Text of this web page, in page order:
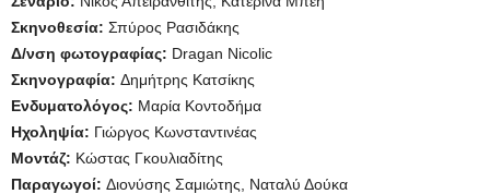
Σκηνοθεσία: Σπύρος Ρασιδάκης
Δ/νση φωτογραφίας: Dragan Nicolic
Σκηνογραφία: Δημήτρης Κατσίκης
Ενδυματολόγος: Μαρία Κοντοδήμα
Ηχοληψία: Γιώργος Κωνσταντινέας
Μοντάζ: Κώστας Γκουλιαδίτης
Παραγωγοί: Διονύσης Σαμιώτης, Ναταλύ Δούκα